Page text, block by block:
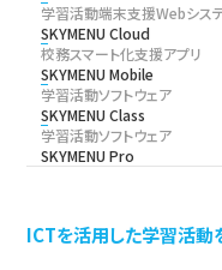
学習活動端末支援Webシス
SKYMENU Cloud
校務スマート化支援アプリ
SKYMENU Mobile
学習活動ソフトウェア
SKYMENU Class
学習活動ソフトウェア
SKYMENU Pro
ICTを活用した学習活動